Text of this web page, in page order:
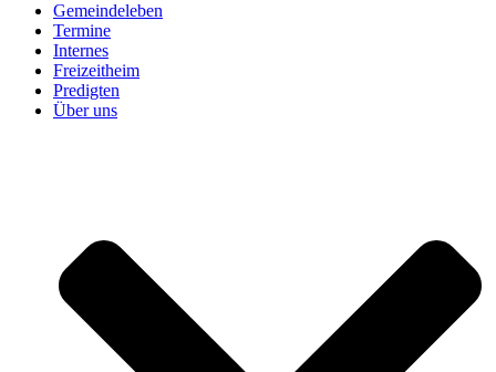
Gemeindeleben
Termine
Internes
Freizeitheim
Predigten
Über uns